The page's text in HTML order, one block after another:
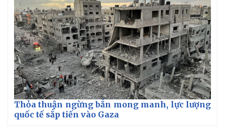
Thỏa thuận ngừng bắn mong manh, lực lượng
quốc tế sắp tiến vào Gaza